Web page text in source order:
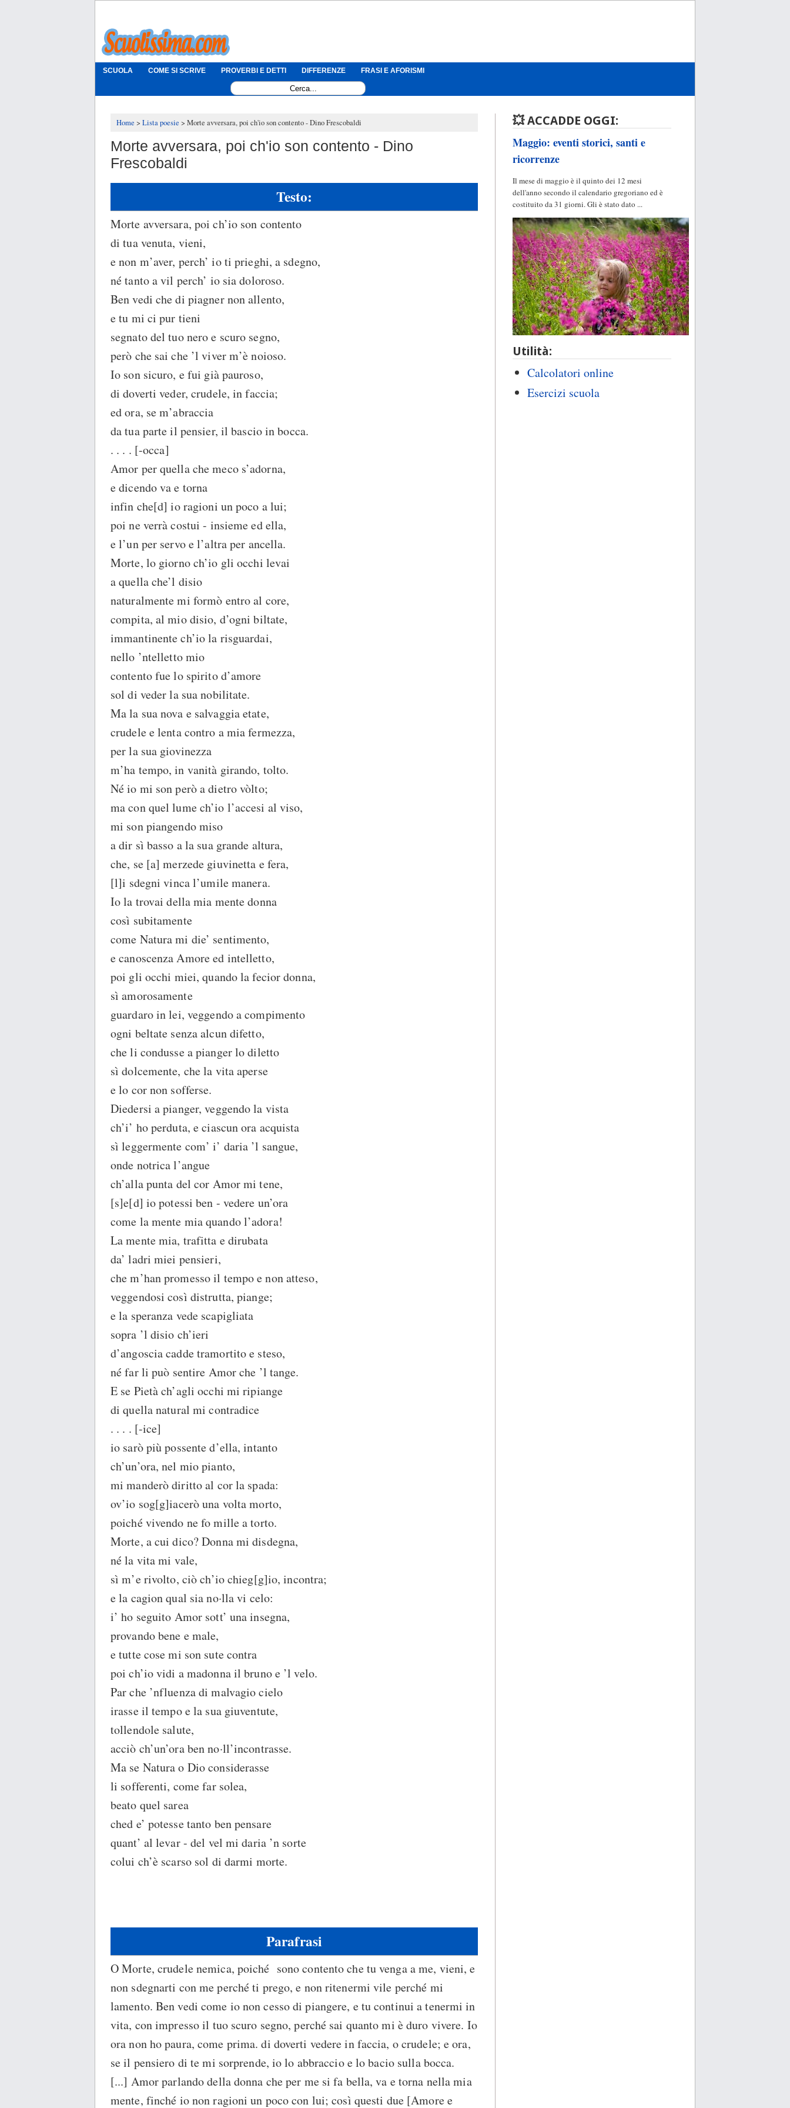
SCUOLA COME SI SCRIVE PROVERBI E DETTI DIFFERENZE FRASI E AFORISMI
Home Lista poesie Morte avversara, poi ch'io son contento - Dino Frescobaldi
Morte avversara, poi ch'io son contento - Dino
Frescobaldi
Testo:
Morte avversara, poi ch’io son contento
di tua venuta, vieni,
e non m’aver, perch’ io ti prieghi, a sdegno,
né tanto a vil perch’ io sia doloroso.
Ben vedi che di piagner non allento,
e tu mi ci pur tieni
segnato del tuo nero e scuro segno,
però che sai che ’l viver m’è noioso.
Io son sicuro, e fui già pauroso,
di doverti veder, crudele, in faccia;
ed ora, se m’abraccia
da tua parte il pensier, il bascio in bocca.
. . . . [-occa]
Amor per quella che meco s’adorna,
e dicendo va e torna
infin che[d] io ragioni un poco a lui;
poi ne verrà costui - insieme ed ella,
e l’un per servo e l’altra per ancella.
Morte, lo giorno ch’io gli occhi levai
a quella che’l disio
naturalmente mi formò entro al core,
compita, al mio disio, d’ogni biltate,
immantinente ch’io la risguardai,
nello ’ntelletto mio
contento fue lo spirito d’amore
sol di veder la sua nobilitate.
Ma la sua nova e salvaggia etate,
crudele e lenta contro a mia fermezza,
per la sua giovinezza
m’ha tempo, in vanità girando, tolto.
Né io mi son però a dietro vòlto;
ma con quel lume ch’io l’accesi al viso,
mi son piangendo miso
a dir sì basso a la sua grande altura,
che, se [a] merzede giuvinetta e fera,
[l]i sdegni vinca l’umile manera.
Io la trovai della mia mente donna
così subitamente
come Natura mi die’ sentimento,
e canoscenza Amore ed intelletto,
poi gli occhi miei, quando la fecior donna,
sì amorosamente
guardaro in lei, veggendo a compimento
ogni beltate senza alcun difetto,
che li condusse a pianger lo diletto
sì dolcemente, che la vita aperse
e lo cor non sofferse.
Diedersi a pianger, veggendo la vista
ch’i’ ho perduta, e ciascun ora acquista
sì leggermente com’ i’ daria ’l sangue,
onde notrica l’angue
ch’alla punta del cor Amor mi tene,
[s]e[d] io potessi ben - vedere un’ora
come la mente mia quando l’adora!
La mente mia, trafitta e dirubata
da’ ladri miei pensieri,
che m’han promesso il tempo e non atteso,
veggendosi così distrutta, piange;
e la speranza vede scapigliata
sopra ’l disio ch’ieri
d’angoscia cadde tramortito e steso,
né far li può sentire Amor che ’l tange.
E se Pietà ch’agli occhi mi ripiange
di quella natural mi contradice
. . . . [-ice]
io sarò più possente d’ella, intanto
ch’un’ora, nel mio pianto,
mi manderò diritto al cor la spada:
ov’io sog[g]iacerò una volta morto,
poiché vivendo ne fo mille a torto.
Morte, a cui dico? Donna mi disdegna,
né la vita mi vale,
sì m’e rivolto, ciò ch’io chieg[g]io, incontra;
e la cagion qual sia no·lla vi celo:
i’ ho seguito Amor sott’ una insegna,
provando bene e male,
e tutte cose mi son sute contra
poi ch’io vidi a madonna il bruno e ’l velo.
Par che ’nfluenza di malvagio cielo
irasse il tempo e la sua giuventute,
tollendole salute,
acciò ch’un’ora ben no·ll’incontrasse.
Ma se Natura o Dio considerasse
li sofferenti, come far solea,
beato quel sarea
ched e’ potesse tanto ben pensare
quant’ al levar - del vel mi daria ’n sorte
colui ch’è scarso sol di darmi morte.
Parafrasi
O Morte, crudele nemica, poiché sono contento che tu venga a me, vieni, e
non sdegnarti con me perché ti prego, e non ritenermi vile perché mi
lamento. Ben vedi come io non cesso di piangere, e tu continui a tenermi in
vita, con impresso il tuo scuro segno, perché sai quanto mi è duro vivere. Io
ora non ho paura, come prima. di doverti vedere in faccia, o crudele; e ora,
se il pensiero di te mi sorprende, io lo abbraccio e lo bacio sulla bocca.
[...] Amor parlando della donna che per me si fa bella, va e torna nella mia
mente, finché io non ragioni un poco con lui; così questi due [Amore e
💥 ACCADDE OGGI:
Maggio: eventi storici, santi e
ricorrenze
Il mese di maggio è il quinto dei 12 mesi
dell'anno secondo il calendario gregoriano ed è
costituito da 31 giorni. Gli è stato dato ...
Utilità:
Calcolatori online
Esercizi scuola